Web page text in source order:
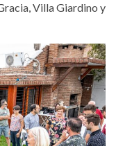
Villa Giardino y